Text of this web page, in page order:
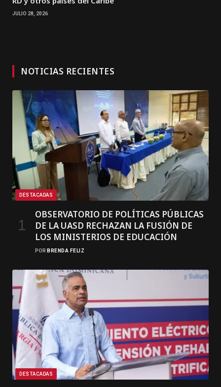
JULIO 28, 2026
NOTICIAS RECIENTES
DESTACADAS
OBSERVATORIO DE POLÍTICAS PÚBLICAS
DE LA UASD RECHAZAN LA FUSIÓN DE
LOS MINISTERIOS DE EDUCACIÓN
POR BRENDA FELIZ
DESTACADAS